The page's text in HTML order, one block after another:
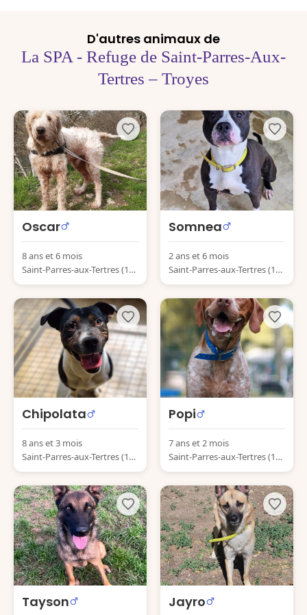
D'autres animaux de
La SPA - Refuge de Saint-Parres-Aux-
Tertres – Troyes
Oscar
8 ans et 6 mois
Saint-Parres-aux-Tertres (10
410) France
Somnea
2 ans et 6 mois
Saint-Parres-aux-Tertres (10
410) France
Chipolata
8 ans et 3 mois
Saint-Parres-aux-Tertres (10
410) France
Popi
7 ans et 2 mois
Saint-Parres-aux-Tertres (10
410) France
Tayson Jayro